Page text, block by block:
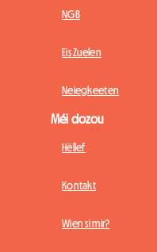
NGB
Eis Zuelen
Neiegkeeten
Méi dozou
Hëllef
Kontakt
Wien si mir?